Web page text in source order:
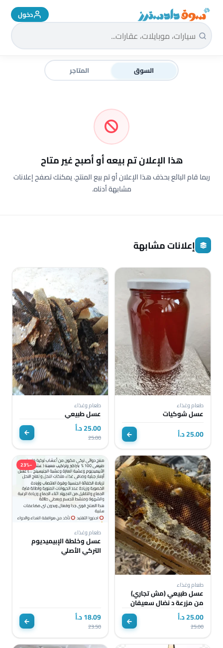
سوق دادسترز الرئيسية دخول
السوق المتاجر
هذا الإعلان تم بيعه أو أصبح غير متاح
ربما قام البائع بحذف هذا الإعلان أو تم بيع المنتج. يمكنك تصفح إعلانات
مشابهة أدناه.
إعلانات مشابهة
طعام وغذاء
عسل شوكيات
25.00 د.أ
طعام وغذاء
عسل طبيعي
25.00 د.أ
25.00
طعام وغذاء
عسل طبيعي (مش تجاري)
من مزرعة د نضال سعيفان
25.00 د.أ
25.00
−23%
طعام وغذاء
عسل وخلطة الإبيميديوم
التركي الأصلي
18.09 د.أ
23.50